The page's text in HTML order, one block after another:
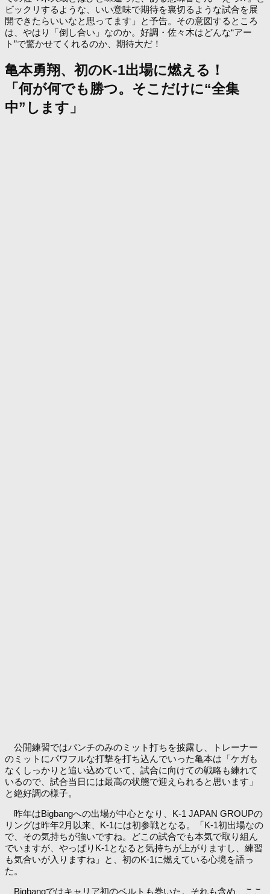
ビックリするような、いい意味で期待を裏切るような試合を展
開できたらいいなと思ってます」と予告。その意図するところ
は、やはり「倒し合い」なのか。好調・佐々木はどんな“アー
ト”で驚かせてくれるのか、期待大だ！
亀本勇翔、初のK-1出場に燃える！
「何が何でも勝つ。そこだけに“全集
中”します」
公開練習ではパンチのみのミット打ちを披露し、トレーナー
のミットにパワフルな打撃を打ち込んでいった亀本は「ケガも
なくしっかりと追い込めていて、試合に向けての戦略も練れて
いるので、試合当日には最高の状態で迎えられると思います」
と絶好調の様子。
昨年はBigbangへの出場が中心となり、K-1 JAPAN GROUPの
リングは昨年2月以来、K-1には初参戦となる。「K-1初出場なの
で、その気持ちが強いですね。どこの試合でも本気で取り組ん
でいますが、やっぱりK-1となると気持ちが上がりますし、練習
も気合いが入りますね」と、初のK-1に燃えている心境を語っ
た。
Bigbangではキャリア初のベルトも巻いた。それも含め、ここ